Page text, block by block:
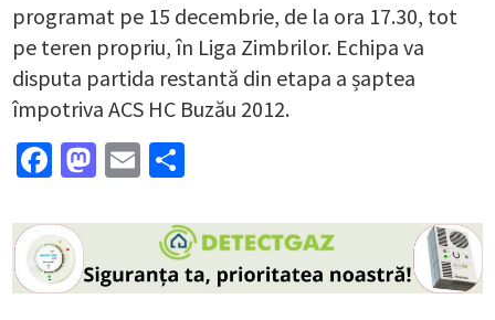
programat pe 15 decembrie, de la ora 17.30, tot
pe teren propriu, în Liga Zimbrilor. Echipa va
disputa partida restantă din etapa a șaptea
împotriva ACS HC Buzău 2012.
Facebook
Mastodon
Email